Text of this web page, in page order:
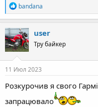
R
e
a
c
t
i
o
n
s
bandana
user
Тру байкер
11 Июл 2023
Розкурочив я свого
запрацювало